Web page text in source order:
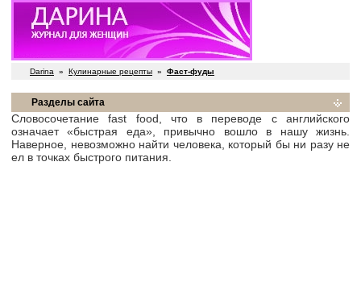
Darina » Кулинарные рецепты » Фаст-фуды
Разделы сайта
Словосочетание fast food, что в переводе с английского
означает «быстрая еда», привычно вошло в нашу жизнь.
Наверное, невозможно найти человека, который бы ни разу не
ел в точках быстрого питания.